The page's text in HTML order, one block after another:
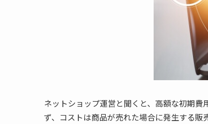
ネットショップ運営と聞くと、高額な初期
ず、コストは商品が売れた場合に発生する